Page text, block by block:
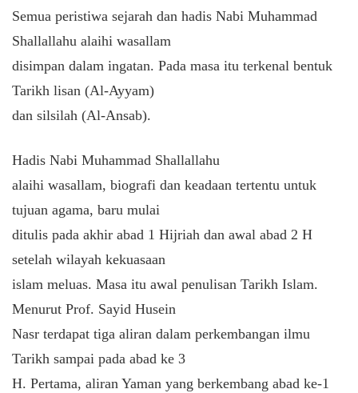
Semua peristiwa sejarah dan hadis Nabi Muhammad
Shallallahu alaihi wasallam
disimpan dalam ingatan. Pada masa itu terkenal bentuk
Tarikh lisan (Al-Ayyam)
dan silsilah (Al-Ansab).
Hadis Nabi Muhammad Shallallahu
alaihi wasallam, biografi dan keadaan tertentu untuk
tujuan agama, baru mulai
ditulis pada akhir abad 1 Hijriah dan awal abad 2 H
setelah wilayah kekuasaan
islam meluas. Masa itu awal penulisan Tarikh Islam.
Menurut Prof. Sayid Husein
Nasr terdapat tiga aliran dalam perkembangan ilmu
Tarikh sampai pada abad ke 3
H. Pertama, aliran Yaman yang berkembang abad ke-1